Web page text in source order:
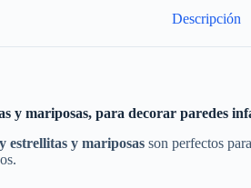
Descripción
y mariposas, para decorar paredes
estrellitas y mariposas son perfectos